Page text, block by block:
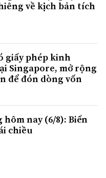
về kịch bản tích
giấy phép kinh
Singapore, mở rộng
để đón dòng vốn
hôm nay (6/8): Biến
chiều